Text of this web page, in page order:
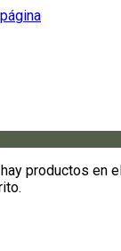
productos en